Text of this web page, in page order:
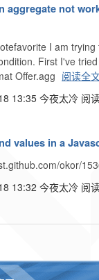
aggregate not
I am
First I've
Offer.agg 阅读全
13:35 今夜太冷 阅
values in a
okor/
13:32 今夜太冷 阅